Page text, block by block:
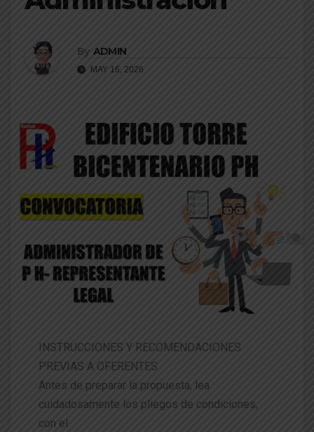
By ADMIN
MAY 16, 2026
INSTRUCCIONES Y RECOMENDACIONES
PREVIAS A OFERENTES
Antes de preparar la propuesta, lea
cuidadosamente los pliegos de condiciones,
con el